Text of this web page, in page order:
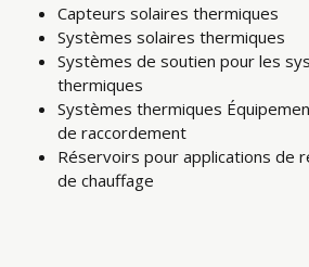
Capteurs solaires thermiques
Systèmes solaires thermiques
Systèmes de soutien pour les
thermiques
Systèmes thermiques
de raccordement
Réservoirs pour applications de
de chauffage